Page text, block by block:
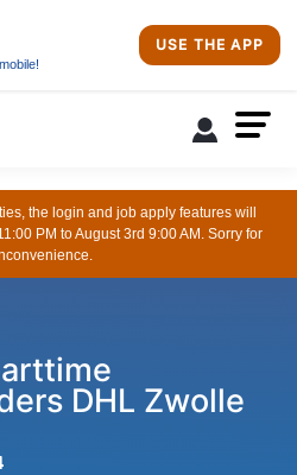
USE THE APP
the login and job apply features will
PM to August 3rd 9:00 AM. Sorry for
DHL Zwolle